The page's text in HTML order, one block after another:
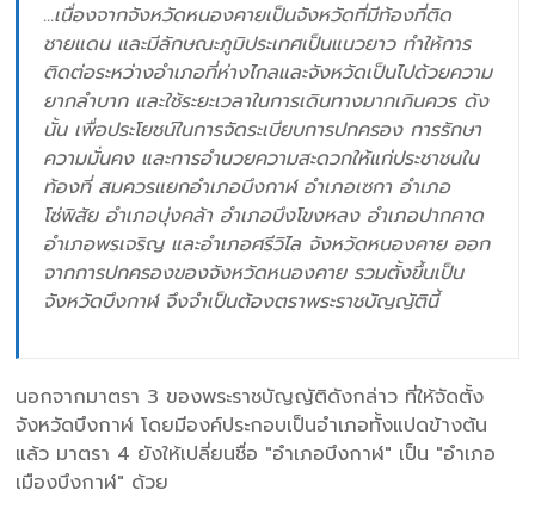
...เนื่องจากจังหวัดหนองคายเป็นจังหวัดที่มีท้องที่ติด
ชายแดน และมีลักษณะภูมิประเทศเป็นแนวยาว ทำให้การ
ติดต่อระหว่างอำเภอที่ห่างไกลและจังหวัดเป็นไปด้วยความ
ยากลำบาก และใช้ระยะเวลาในการเดินทางมากเกินควร ดัง
นั้น เพื่อประโยชน์ในการจัดระเบียบการปกครอง การรักษา
ความมั่นคง และการอำนวยความสะดวกให้แก่ประชาชนใน
ท้องที่ สมควรแยกอำเภอบึงกาฬ อำเภอเซกา อำเภอ
โซ่พิสัย อำเภอบุ่งคล้า อำเภอบึงโขงหลง อำเภอปากคาด
อำเภอพรเจริญ และอำเภอศรีวิไล จังหวัดหนองคาย ออก
จากการปกครองของจังหวัดหนองคาย รวมตั้งขึ้นเป็น
จังหวัดบึงกาฬ จึงจำเป็นต้องตราพระราชบัญญัตินี้
นอกจากมาตรา 3 ของพระราชบัญญัติดังกล่าว ที่ให้จัดตั้ง
จังหวัดบึงกาฬ โดยมีองค์ประกอบเป็นอำเภอทั้งแปดข้างต้น
แล้ว มาตรา 4 ยังให้เปลี่ยนชื่อ "อำเภอบึงกาฬ" เป็น "อำเภอ
เมืองบึงกาฬ" ด้วย